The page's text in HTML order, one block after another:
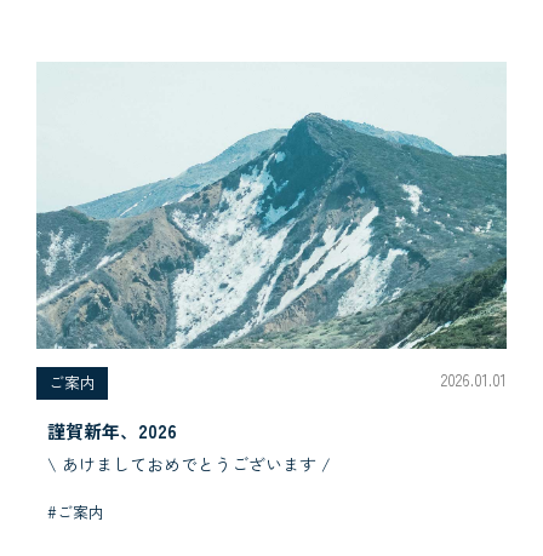
ご案内 2026.01.01
謹賀新年、2026
\ あけましておめでとうございます /
#ご案内